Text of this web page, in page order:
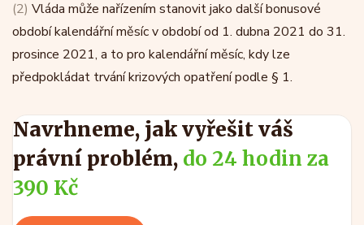
(2) Vláda může nařízením stanovit jako další bonusové
období kalendářní měsíc v období od 1. dubna 2021 do 31.
prosince 2021, a to pro kalendářní měsíc, kdy lze
předpokládat trvání krizových opatření podle § 1.
Navrhneme, jak vyřešit váš
právní problém, do 24 hodin za
390 Kč